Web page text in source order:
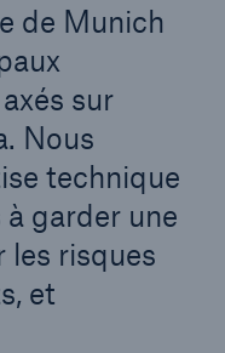
de Munich
sur
Nous
technique
garder une
les risques
et